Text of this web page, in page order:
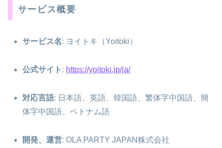
サービス概要
サービス名: ヨイトキ（Yoitoki）
公式サイト : https://yoitoki.jp/ja/
対応言語: 日本語、英語、韓国語、繁体字中国語、簡
体字中国語、ベトナム語
開発、運営: OLA PARTY JAPAN株式会社